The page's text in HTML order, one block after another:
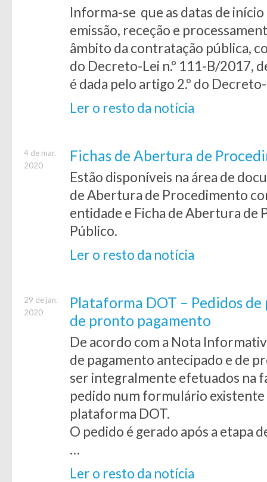
Informa-se que as datas de
emissão, receção e
âmbito da contratação pública,
do Decreto-Lei n.º 111-B/2017,
é dada pelo artigo 2.º do
Ler o resto da notícia
4 de mar.
2020
Fichas de Abertura de
Estão disponíveis na área de
de Abertura de Procedimento
entidade e Ficha de Abertura de
Público.
Ler o resto da notícia
29 de jan.
2020
Plataforma DOT – Pedidos
de pronto pagamento
De acordo com a Nota
de pagamento antecipado e de
ser integralmente efetuados na
pedido num formulário
plataforma DOT.
O pedido é gerado após a etapa
…
Ler o resto da notícia